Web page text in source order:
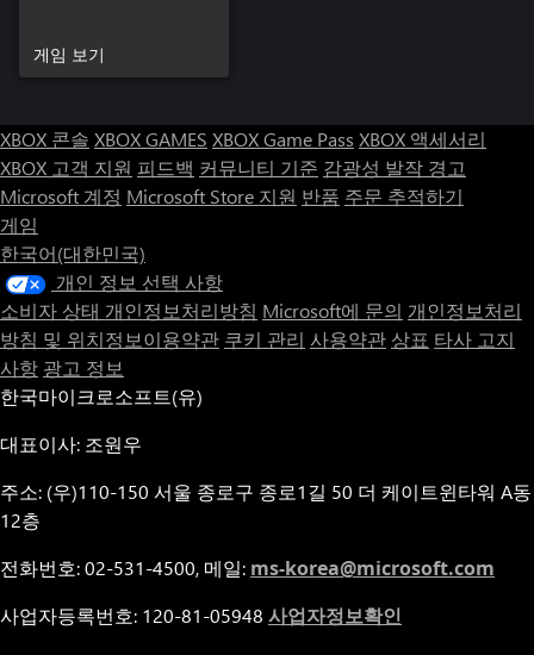
게임 보기
XBOX 콘솔 XBOX GAMES XBOX Game Pass XBOX 액세서리
XBOX 고객 지원 피드백 커뮤니티 기준 감광성 발작 경고
Microsoft 계정 Microsoft Store 지원 반품 주문 추적하기
게임
한국어(대한민국)
개인 정보 선택 사항
소비자 상태 개인정보처리방침 Microsoft에 문의 개인정보처리
방침 및 위치정보이용약관 쿠키 관리 사용약관 상표 타사 고지
사항 광고 정보
한국마이크로소프트(유)
대표이사: 조원우
주소: (우)110-150 서울 종로구 종로1길 50 더 케이트윈타워 A동
12층
전화번호: 02-531-4500, 메일: ms-korea@microsoft.com
사업자등록번호: 120-81-05948 사업자정보확인